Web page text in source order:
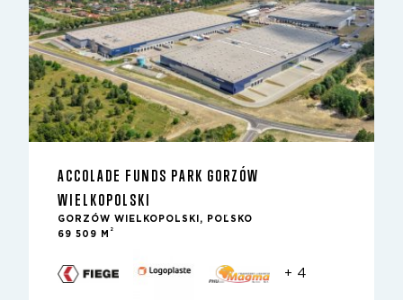
ACCOLADE FUNDS PARK GORZÓW
WIELKOPOLSKI
GORZÓW WIELKOPOLSKI, POĽSKO
69 509 M
2
+ 4